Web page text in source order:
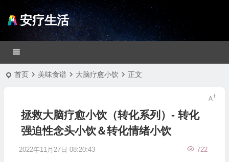
安疗生活
首页 美味食谱 大脑疗愈小饮 正文
拯救大脑疗愈小饮（转化系列）- 转化
强迫性念头小饮＆转化情绪小饮
2022年11月27日 08:20:43 722